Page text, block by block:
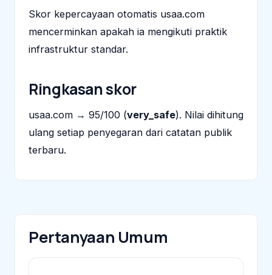
Skor kepercayaan otomatis usaa.com
mencerminkan apakah ia mengikuti praktik
infrastruktur standar.
Ringkasan skor
usaa.com → 95/100 (very_safe). Nilai dihitung
ulang setiap penyegaran dari catatan publik
terbaru.
Pertanyaan Umum